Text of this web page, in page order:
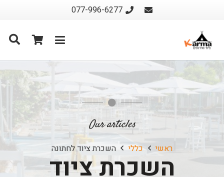
077-996-6277
Our articles
ראשי כללי השכרת ציוד לחתונה
השכרת ציוד